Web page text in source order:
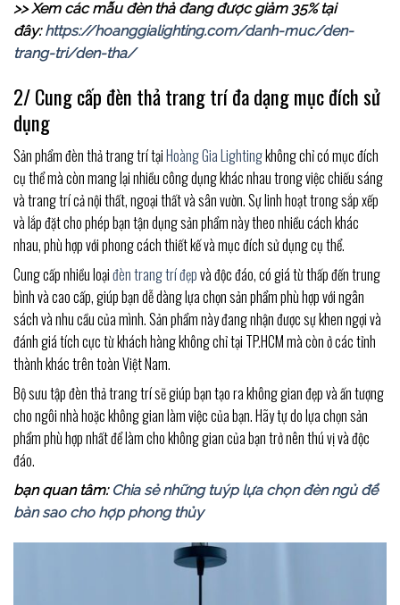
>> Xem các mẫu đèn thả đang được giảm 35% tại
đây:https://hoanggialighting.com/danh-muc/den-
trang-tri/den-tha/
2/ Cung cấp đèn thả trang trí đa dạng mục đích sử
dụng
Sản phẩm đèn thả trang trí tạiHoàng Gia Lightingkhông chỉ có mục đích
cụ thể mà còn mang lại nhiều công dụng khác nhau trong việc chiếu sáng
và trang trí cả nội thất, ngoại thất và sân vườn. Sự linh hoạt trong sắp xếp
và lắp đặt cho phép bạn tận dụng sản phẩm này theo nhiều cách khác
nhau, phù hợp với phong cách thiết kế và mục đích sử dụng cụ thể.
Cung cấp nhiều loạiđèn trang trí đẹpvà độc đáo, có giá từ thấp đến trung
bình và cao cấp, giúp bạn dễ dàng lựa chọn sản phẩm phù hợp với ngân
sách và nhu cầu của mình. Sản phẩm này đang nhận được sự khen ngợi và
đánh giá tích cực từ khách hàng không chỉ tại TP.HCM mà còn ở các tỉnh
thành khác trên toàn Việt Nam.
Bộ sưu tập đèn thả trang trí sẽ giúp bạn tạo ra không gian đẹp và ấn tượng
cho ngôi nhà hoặc không gian làm việc của bạn. Hãy tự do lựa chọn sản
phẩm phù hợp nhất để làm cho không gian của bạn trở nên thú vị và độc
đáo.
bạn quan tâm: Chia sẻ những tuýp lựa chọn đèn ngủ để
bàn sao cho hợp phong thủy